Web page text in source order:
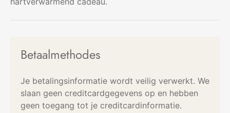
Betaalmethodes
Je betalingsinformatie wordt veilig verwerkt. We
slaan geen creditcardgegevens op en hebben
geen toegang tot je creditcardinformatie.